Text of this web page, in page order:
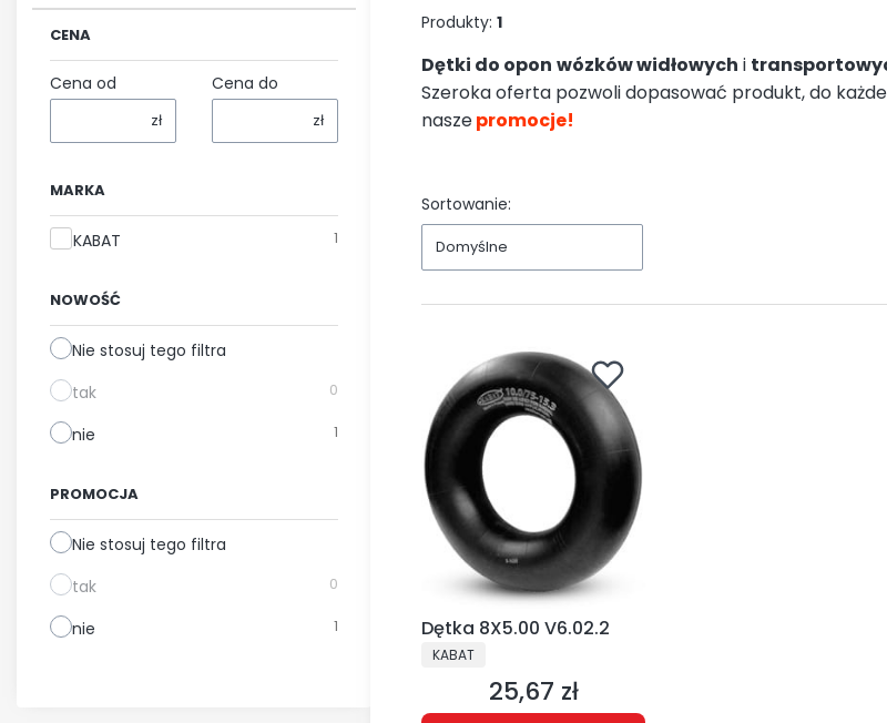
CENA
Cena od
zł
Cena do
zł
MARKA
Marka
KABAT 1
NOWOŚĆ
Nie stosuj tego filtra
tak
0
nie 1
PROMOCJA
Nie stosuj tego filtra
tak
0
nie 1
Produkty: 1
Dętki do opon wózków widłowych i
Szeroka oferta pozwoli dopasować produkt, do
naszepromocje!
Sortowanie:
Domyślne
Dętka 8X5.00 V6.02.2
PRODUCENT
KABAT
Cena
25,67 zł